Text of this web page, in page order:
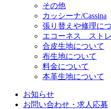
その他
カッシーナ/Cassina
張り替えや修理に
エコーネス スト
合皮生地について
布生地について
料金について
本革生地について
お知らせ
お問い合わせ・求人応募